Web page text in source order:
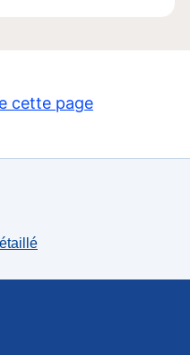
cette page